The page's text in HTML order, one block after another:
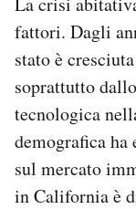
fattori. Dagli
stato è
soprattutto
tecnologica
demografica ha
sul mercato
in California è